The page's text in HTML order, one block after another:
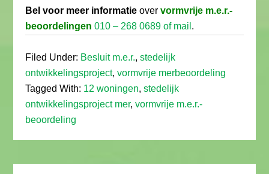
Bel voor meer informatie overvormvrije m.e.r.-
beoordelingen 010 – 268 0689 of mail .
Filed Under: Besluit m.e.r.,stedelijk
ontwikkelingsproject,vormvrije merbeoordeling
Tagged With: 12 woningen,stedelijk
ontwikkelingsproject mer,vormvrije m.e.r.-
beoordeling